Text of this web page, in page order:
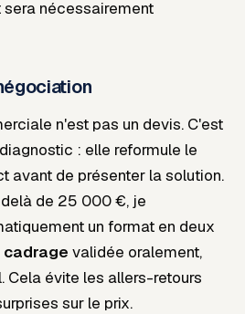
nécessairement
n'est pas un devis. C'est
: elle reformule le
avant de présenter la solution.
de 25 000 €, je
un format en deux
validée oralement,
Cela évite les allers-retours
sur le prix.